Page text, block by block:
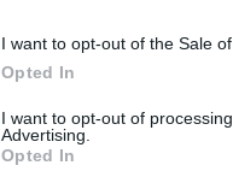
I want to opt-out of the Sale
Opted In
I want to opt-out of
Advertising.
Opted In